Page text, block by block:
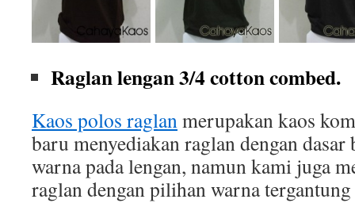
Raglan lengan 3/4 cotton combed.
Kaos polos raglan merupakan kaos
baru menyediakan raglan dengan
warna pada lengan, namun kami juga
raglan dengan pilihan warna tergantung